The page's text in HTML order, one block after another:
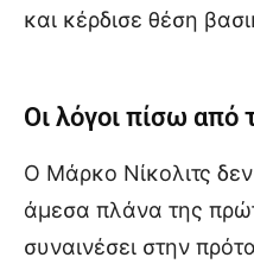
και κέρδισε θέση
Οι λόγοι πίσω από
Ο Μάρκο Νίκολιτς
άμεσα πλάνα της
συναινέσει στην